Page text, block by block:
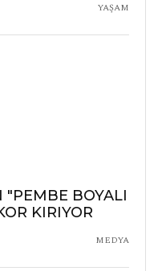
YAŞAM
BOYALI
KIRIYOR
MEDYA